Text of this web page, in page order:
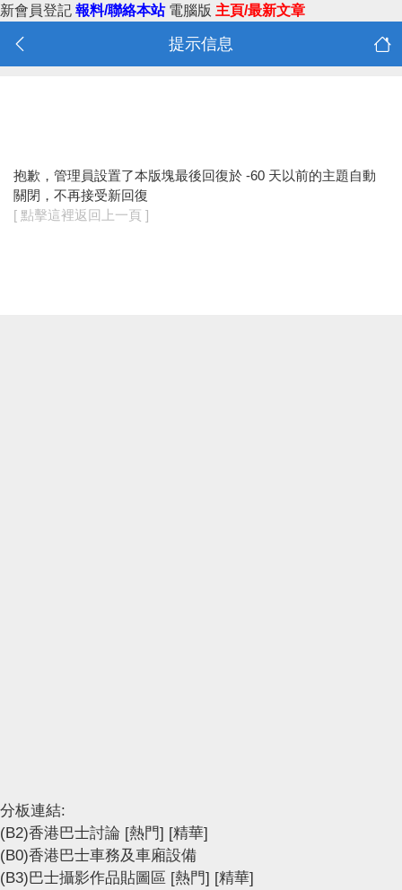
新會員登記 報料/聯絡本站 電腦版 主頁/最新文章
提示信息
抱歉，管理員設置了本版塊最後回復於 -60 天以前的主題自動
關閉，不再接受新回復
[ 點擊這裡返回上一頁 ]
分板連結:
(B2)香港巴士討論 [熱門] [精華]
(B0)香港巴士車務及車廂設備
(B3)巴士攝影作品貼圖區 [熱門] [精華]